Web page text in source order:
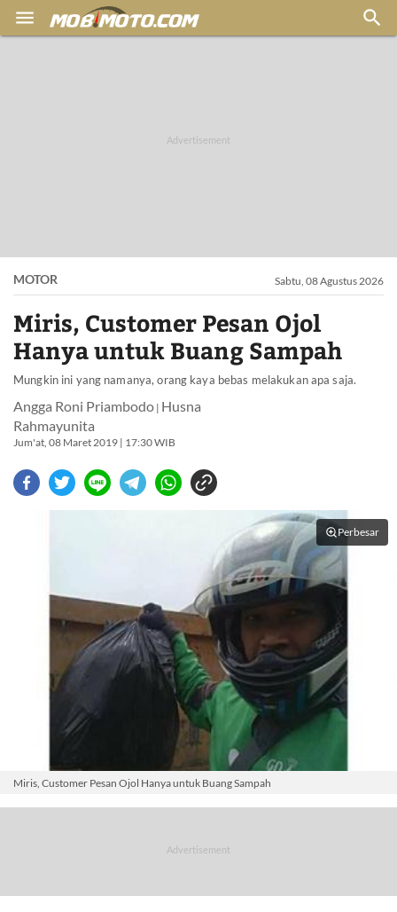
 
MOTOR Sabtu, 08 Agustus 2026
Miris, Customer Pesan Ojol
Hanya untuk Buang Sampah
Mungkin ini yang namanya, orang kaya bebas melakukan apa saja.
Angga Roni Priambodo | Husna
Rahmayunita
Jum'at, 08 Maret 2019 | 17:30 WIB
Perbesar
Miris, Customer Pesan Ojol Hanya untuk Buang Sampah